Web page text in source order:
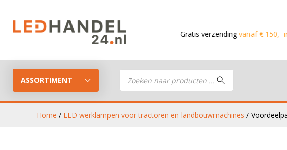
Gratis verzending vanaf € 150,- in de
ASSORTIMENT
Producten
zoeken
Home / LED werklampen voor tractoren en landbouwmachines /